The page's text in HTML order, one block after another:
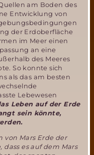
am Boden des
Entwicklung von
der Erdoberfläche
im Meer einen
an eine
des Meeres
So konnte sich
als das am besten
Lebewesen
Leben auf der Erde
sein könnte,
von Mars Erde der
es auf dem Mars